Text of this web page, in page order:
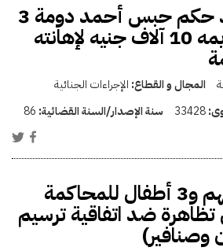
توصية بتأييد حكم حبس أحمد دومة 3
سنوات وتغريمه 10 آلاف جنيه لإهانته
المجال و القطاع: الإجراءات الجنائية
33428 سنة الإصدار/السنة القضائية: 86
إحالة 22 متهم و3 أطفال للمحاكمة
تظاهرة ضد اتفاقية ترسيم
وصنافير)